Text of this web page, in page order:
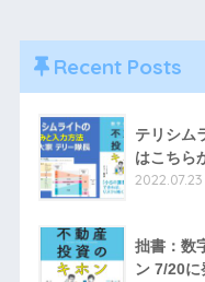
Recent Posts
テリシム
はこちら
2022.07.23
拙書：数
ン 7/20